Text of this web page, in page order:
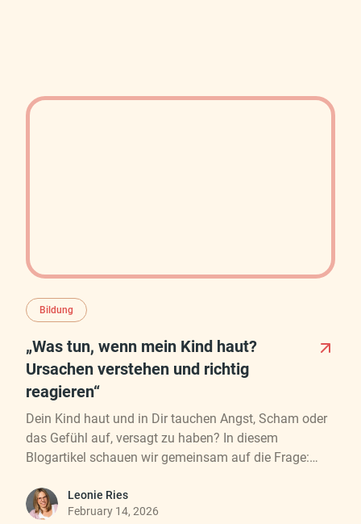
Bildung
„Was tun, wenn mein Kind haut?
Ursachen verstehen und richtig
reagieren“
Dein Kind haut und in Dir tauchen Angst, Scham oder
das Gefühl auf, versagt zu haben? In diesem
Blogartikel schauen wir gemeinsam auf die Frage:
Kinder nicht schlagen, weil sie „ungezogen“ sind oder
etwas falsch machen wollen, sondern weil sie
Leonie Ries
February 14, 2026